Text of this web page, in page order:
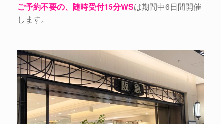
ご予約不要の、随時受付15分WSは期間中6日間開催
します。